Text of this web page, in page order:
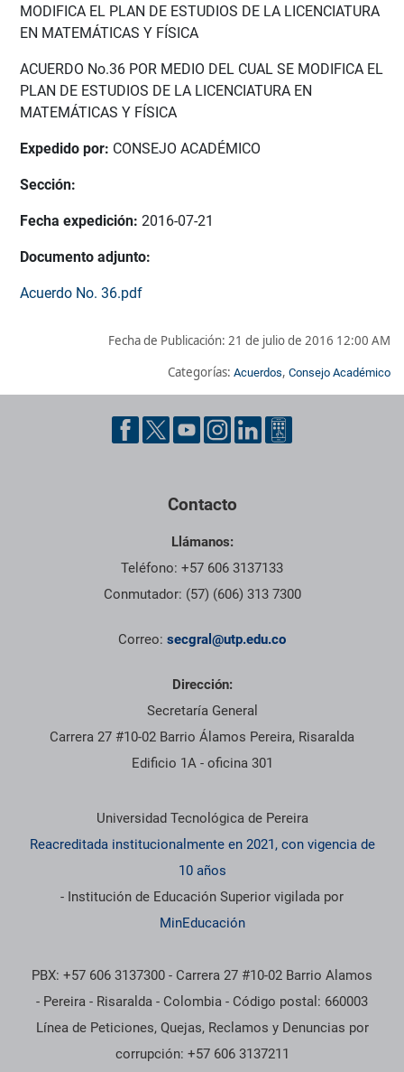
MODIFICA EL PLAN DE ESTUDIOS DE LA LICENCIATURA
EN MATEMÁTICAS Y FÍSICA
ACUERDO No.36 POR MEDIO DEL CUAL SE MODIFICA EL
PLAN DE ESTUDIOS DE LA LICENCIATURA EN
MATEMÁTICAS Y FÍSICA
Expedido por: CONSEJO ACADÉMICO
Sección:
Fecha expedición: 2016-07-21
Documento adjunto:
Acuerdo No. 36.pdf
Fecha de Publicación: 21 de julio de 2016 12:00 AM
Categorías: Acuerdos, Consejo Académico
Pie de página con información de contacto, redes sociales y
Contacto
Llámanos:
Teléfono: +57 606 3137133
Conmutador: (57) (606) 313 7300
Correo: secgral@utp.edu.co
Dirección:
Secretaría General
Carrera 27 #10-02 Barrio Álamos Pereira, Risaralda
Edificio 1A - oficina 301
Información institucional
Universidad Tecnológica de Pereira
Reacreditada institucionalmente en 2021, con vigencia de
10 años
- Institución de Educación Superior vigilada por
MinEducación
PBX: +57 606 3137300 - Carrera 27 #10-02 Barrio Alamos
- Pereira - Risaralda - Colombia - Código postal: 660003
Línea de Peticiones, Quejas, Reclamos y Denuncias por
corrupción: +57 606 3137211